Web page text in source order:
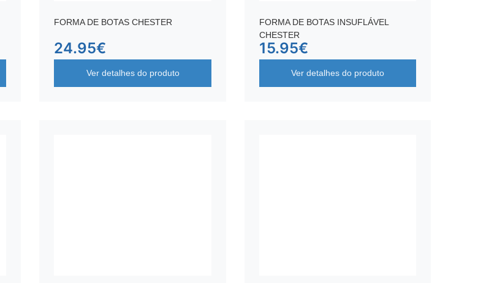
FORMA DE BOTAS CHESTER
24.95€
Ver detalhes do produto
FORMA DE BOTAS INSUFLÁVEL
CHESTER
15.95€
Ver detalhes do produto